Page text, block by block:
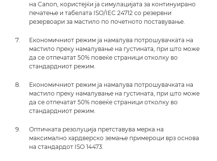
на Canon, користејќи ја симулацијата за континуирано
печатење и табелата ISO/IEC 24712 со резервни
резервоари за мастило по почетното поставување.
Економичниот режим ја намалува потрошувачката на
мастило преку намалување на густината, при што може
да се отпечатат 50% повеќе страници отколку во
стандардниот режим.
Економичниот режим ја намалува потрошувачката на
мастило преку намалување на густината, при што може
да се отпечатат 50% повеќе страници отколку во
стандардниот режим.
Оптичката резолуција претставува мерка на
максимално хардверско земање примероци врз основа
на стандардот ISO 14473.